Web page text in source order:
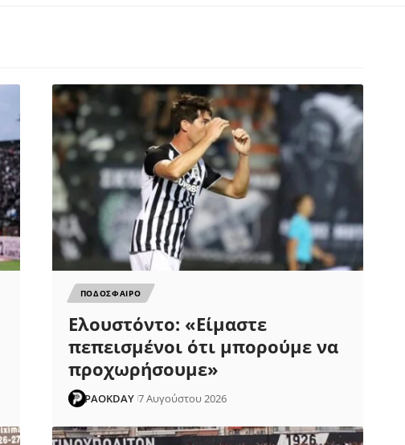
ΠΟΔΟΣΦΑΙΡΟ
Ελουστόντο: «Είμαστε
πεπεισμένοι ότι μπορούμε να
προχωρήσουμε»
PAOKDAY 7 Αυγούστου 2026